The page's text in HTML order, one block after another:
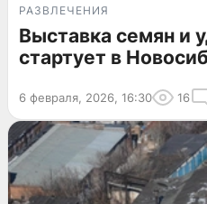
РАЗВЛЕЧЕНИЯ
Выставка семян и
стартует в
6 февраля, 2026, 16:30 16